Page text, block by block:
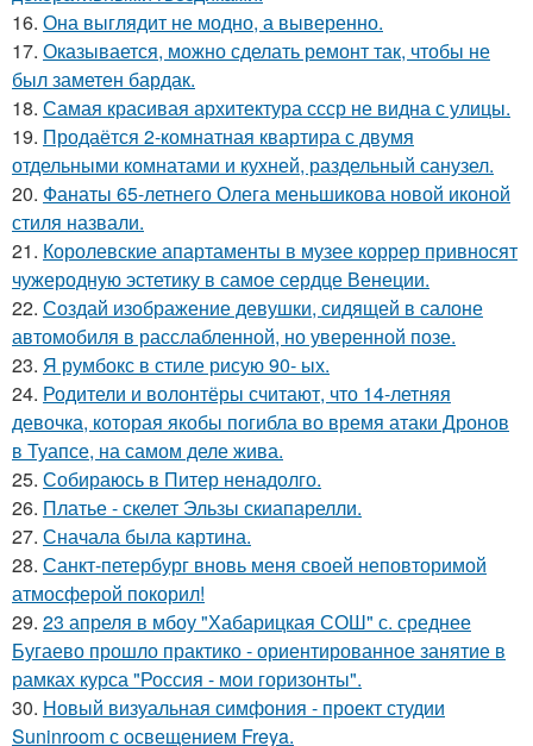
16. Она выглядит не модно, а выверенно.
17. Оказывается, можно сделать ремонт так, чтобы не
был заметен бардак.
18. Самая красивая архитектура ссср не видна с улицы.
19. Продаётся 2-комнатная квартира с двумя
отдельными комнатами и кухней, раздельный санузел.
20. Фанаты 65-летнего Олега меньшикова новой иконой
стиля назвали.
21. Королевские апартаменты в музее коррер привносят
чужеродную эстетику в самое сердце Венеции.
22. Создай изображение девушки, сидящей в салоне
автомобиля в расслабленной, но уверенной позе.
23. Я румбокс в стиле рисую 90- ых.
24. Родители и волонтёры считают, что 14-летняя
девочка, которая якобы погибла во время атаки Дронов
в Туапсе, на самом деле жива.
25. Собираюсь в Питер ненадолго.
26. Платье - скелет Эльзы скиапарелли.
27. Сначала была картина.
28. Санкт-петербург вновь меня своей неповторимой
атмосферой покорил!
29. 23 апреля в мбоу "Хабарицкая СОШ" с. среднее
Бугаево прошло практико - ориентированное занятие в
рамках курса "Россия - мои горизонты".
30. Новый визуальная симфония - проект студии
Suninroom с освещением Freya.